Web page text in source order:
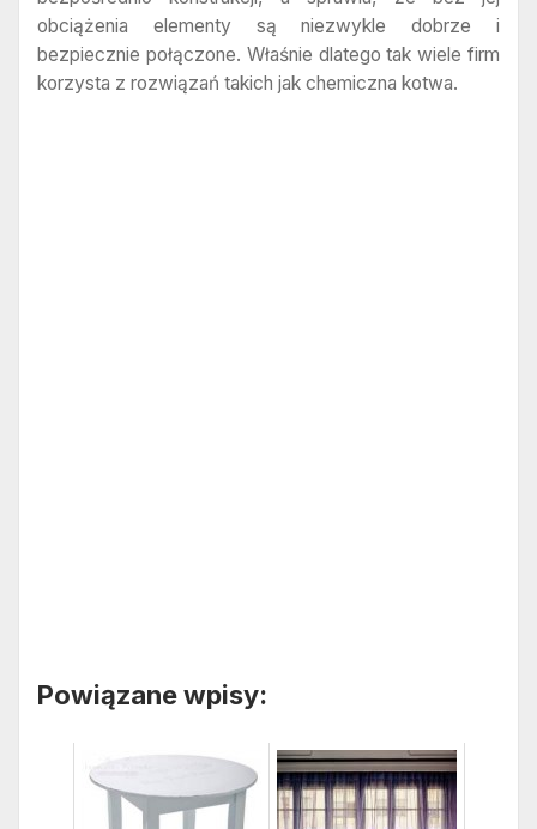
obciążenia elementy są niezwykle dobrze i
bezpiecznie połączone. Właśnie dlatego tak wiele firm
korzysta z rozwiązań takich jak chemiczna kotwa.
Powiązane wpisy: